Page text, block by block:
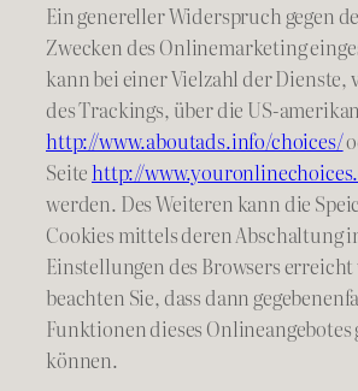
Ein genereller Widerspruch gegen
Zwecken des Onlinemarketing
kann bei einer Vielzahl der Dienste,
des Trackings, über die US-
http://www.aboutads.info/choices/
Seitehttp://
werden. Des Weiteren kann die
Cookies mittels deren Abschaltung
Einstellungen des Browsers
beachten Sie, dass dann
Funktionen dieses
können.